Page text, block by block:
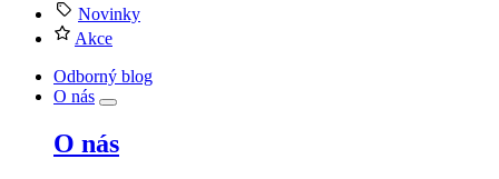
Novinky
Akce
Odborný blog
O nás
O nás